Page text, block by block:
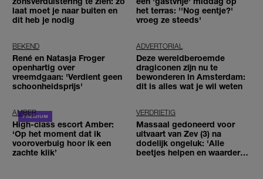
laat moet je naar buiten en
dit heb je nodig
het terras: ''Nog eentje?'
vroeg ze steeds'
BEKEND
René en Natasja Froger
openhartig over
vreemdgaan: 'Verdient geen
schoonheidsprijs'
ADVERTORIAL
Deze wereldberoemde
dragiconen zijn nu te
bewonderen in Amsterdam:
dit is alles wat je wil weten
AMBER
High-class escort Amber:
‘Op het moment dat ik
vooroverbuig hoor ik een
zachte klik’
VERDRIETIG
Massaal gedoneerd voor
uitvaart van Zev (3) na
dodelijk ongeluk: 'Alle
beetjes helpen en waarderen